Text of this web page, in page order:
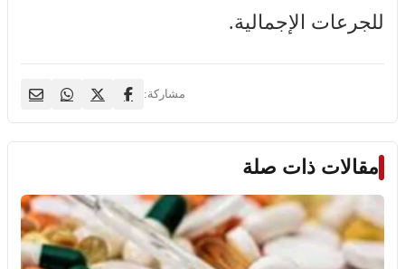
للجرعات الإجمالية.
مشاركة:
مقالات ذات صلة